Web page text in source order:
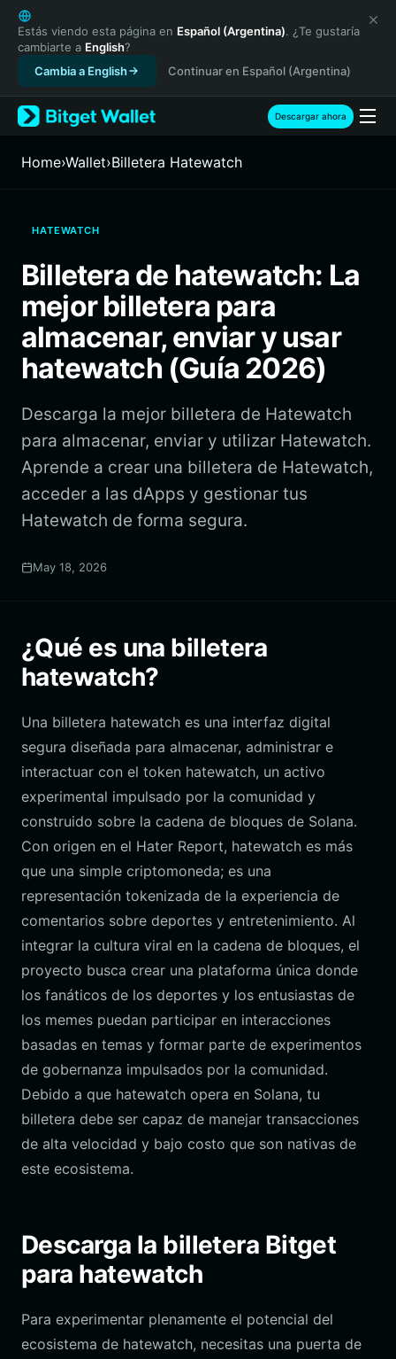
English
日本語
Tiếng Việt
Русский
Español (Latinoamérica)
Türkçe
Français
繁體中文
Bahasa Indonesia
ภาษาไทย
Español
Português (Brasil)
Estás viendo esta página en Español (Argentina). ¿Te gustaría
cambiarte a English?
Cambia a English
Continuar en Español (Argentina)
Descargar ahora
Home›Wallet›Billetera Hatewatch
HATEWATCH
Billetera de hatewatch: La
mejor billetera para
almacenar, enviar y usar
hatewatch (Guía 2026)
Descarga la mejor billetera de Hatewatch
para almacenar, enviar y utilizar Hatewatch.
Aprende a crear una billetera de Hatewatch,
acceder a las dApps y gestionar tus
Hatewatch de forma segura.
May 18, 2026
¿Qué es una billetera
hatewatch?
Una billetera hatewatch es una interfaz digital
segura diseñada para almacenar, administrar e
interactuar con el token hatewatch, un activo
experimental impulsado por la comunidad y
construido sobre la cadena de bloques de Solana.
Con origen en el Hater Report, hatewatch es más
que una simple criptomoneda; es una
representación tokenizada de la experiencia de
comentarios sobre deportes y entretenimiento. Al
integrar la cultura viral en la cadena de bloques, el
proyecto busca crear una plataforma única donde
los fanáticos de los deportes y los entusiastas de
los memes puedan participar en interacciones
basadas en temas y formar parte de experimentos
de gobernanza impulsados por la comunidad.
Debido a que hatewatch opera en Solana, tu
billetera debe ser capaz de manejar transacciones
de alta velocidad y bajo costo que son nativas de
este ecosistema.
Descarga la billetera Bitget
para hatewatch
Para experimentar plenamente el potencial del
ecosistema de hatewatch, necesitas una puerta de